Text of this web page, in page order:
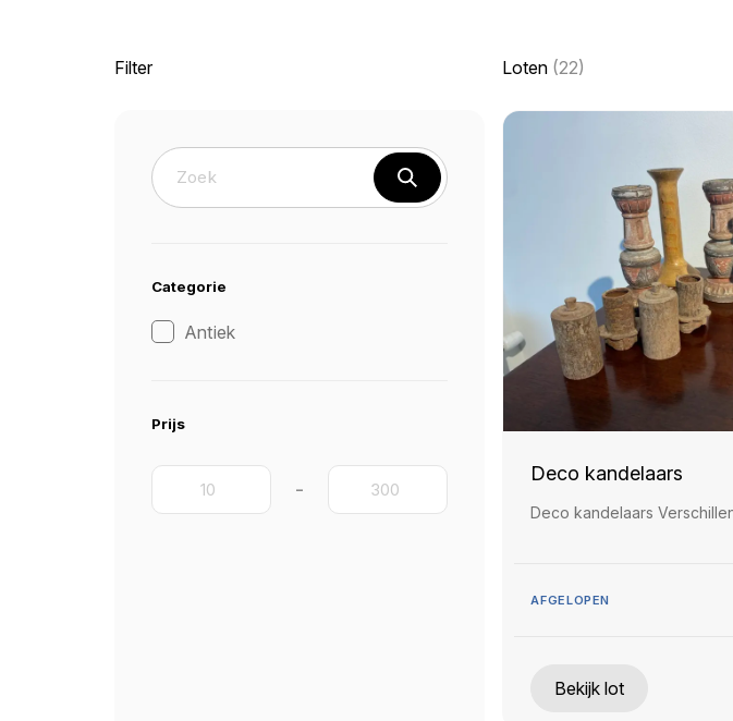
Filter
Categorie
Antiek
Prijs
-
Loten (22)
Deco kandelaars
Deco kandelaars
AFGELOPEN
Bekijk lot